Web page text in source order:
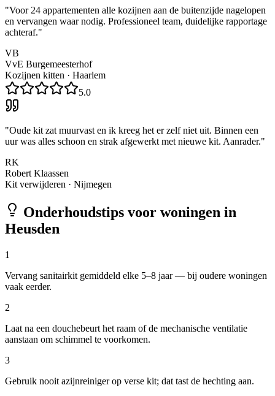
"Voor 24 appartementen alle kozijnen aan de buitenzijde nagelopen
en vervangen waar nodig. Professioneel team, duidelijke rapportage
achteraf."
VB
VvE Burgemeesterhof
Kozijnen kitten · Haarlem
5.0
"Oude kit zat muurvast en ik kreeg het er zelf niet uit. Binnen een
uur was alles schoon en strak afgewerkt met nieuwe kit. Aanrader."
RK
Robert Klaassen
Kit verwijderen · Nijmegen
Onderhoudstips voor woningen in
Heusden
1
Vervang sanitairkit gemiddeld elke 5–8 jaar — bij oudere woningen
vaak eerder.
2
Laat na een douchebeurt het raam of de mechanische ventilatie
aanstaan om schimmel te voorkomen.
3
Gebruik nooit azijnreiniger op verse kit; dat tast de hechting aan.